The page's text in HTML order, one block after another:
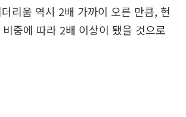
리움 역시 2배 가까이 오른 만큼, 현
중에 따라 2배 이상이 됐을 것으로